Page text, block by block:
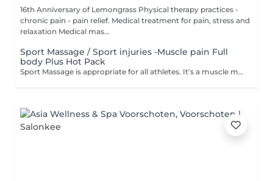
16th Anniversary of Lemongrass Physical therapy practices -
chronic pain - pain relief. Medical treatment for pain, stress and
relaxation Medical mas...
Sport Massage / Sport injuries -Muscle pain Full
body Plus Hot Pack
Sport Massage is appropriate for all athletes. It's a muscle massage after playing sports, Fitness ,walking or running a lot. It will make you recover faster. This massage is combined with warm oil to help your muscles work at their full potential again.